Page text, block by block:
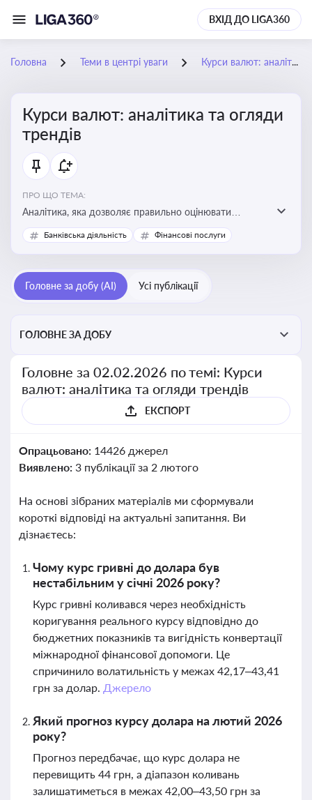
ВХІД ДО LIGA360
Головна Теми в центрі уваги Курси валют: аналітика та огляди трендів
Курси валют: аналітика та огляди
трендів
ПРО ЩО ТЕМА:
Аналітика, яка дозволяє правильно оцінювати
фінансові ризики та планувати витрати. Зміни в
курсах валют можуть вплинути на собівартість
Банківська діяльність Фінансові послуги
Головне за добу (AI) Усі публікації
ГОЛОВНЕ ЗА ДОБУ
Головне за 02.02.2026 по темі: Курси
валют: аналітика та огляди трендів
ЕКСПОРТ
Опрацьовано: 14426 джерел
Виявлено: 3 публікації за 2 лютого
На основі зібраних матеріалів ми сформували
короткі відповіді на актуальні запитання. Ви
дізнаєтесь:
Чому курс гривні до долара був
нестабільним у січні 2026 року?
Курс гривні коливався через необхідність
коригування реального курсу відповідно до
бюджетних показників та вигідність конвертації
міжнародної фінансової допомоги. Це
спричинило волатильність у межах 42,17–43,41
грн за долар. Джерело
Який прогноз курсу долара на лютий 2026
року?
Прогноз передбачає, що курс долара не
перевищить 44 грн, а діапазон коливань
залишатиметься в межах 42,00–43,50 грн за